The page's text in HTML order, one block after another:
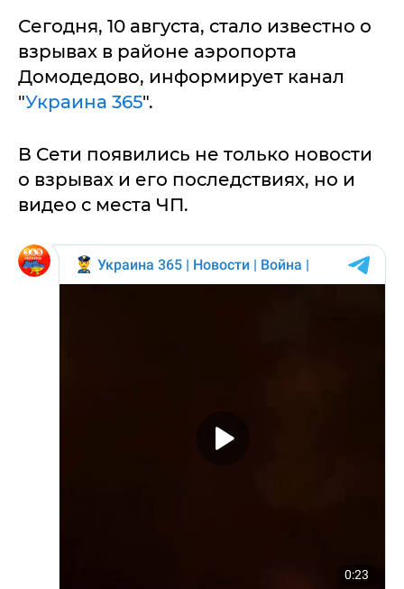
Сегодня, 10 августа, стало известно о
взрывах в районе аэропорта
Домодедово, информирует канал
"Украина 365".
В Сети появились не только новости
о взрывах и его последствиях, но и
видео с места ЧП.